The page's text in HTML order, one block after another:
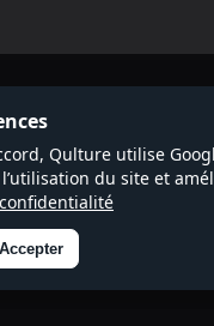
Qulture utilise
du site et
Accepter